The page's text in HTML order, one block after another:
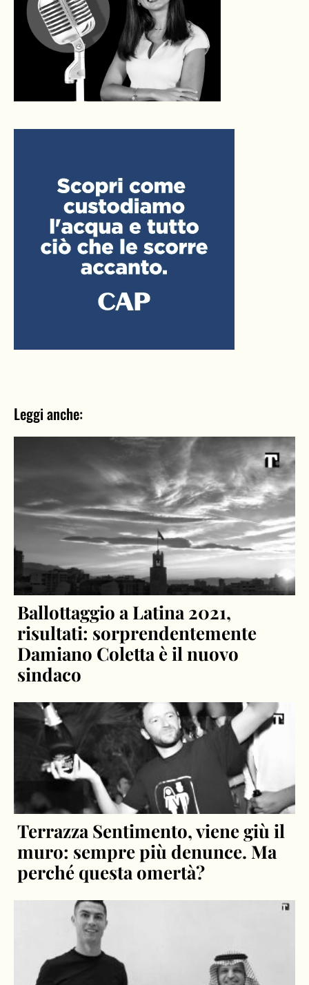
Leggi anche:
Ballottaggio a Latina 2021,
risultati: sorprendentemente
Damiano Coletta è il nuovo
sindaco
Terrazza Sentimento, viene giù il
muro: sempre più denunce. Ma
perché questa omertà?